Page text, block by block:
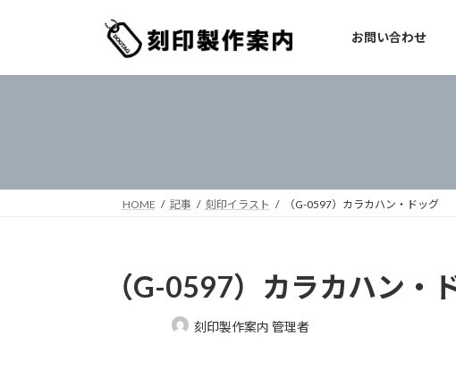
ン
ー
お問い合わせ
HOME 記事 刻印イラスト （G-0597）カラカハン・ドッグ
（G-0597）カラカハン・
最
刻印製作案内 管理者